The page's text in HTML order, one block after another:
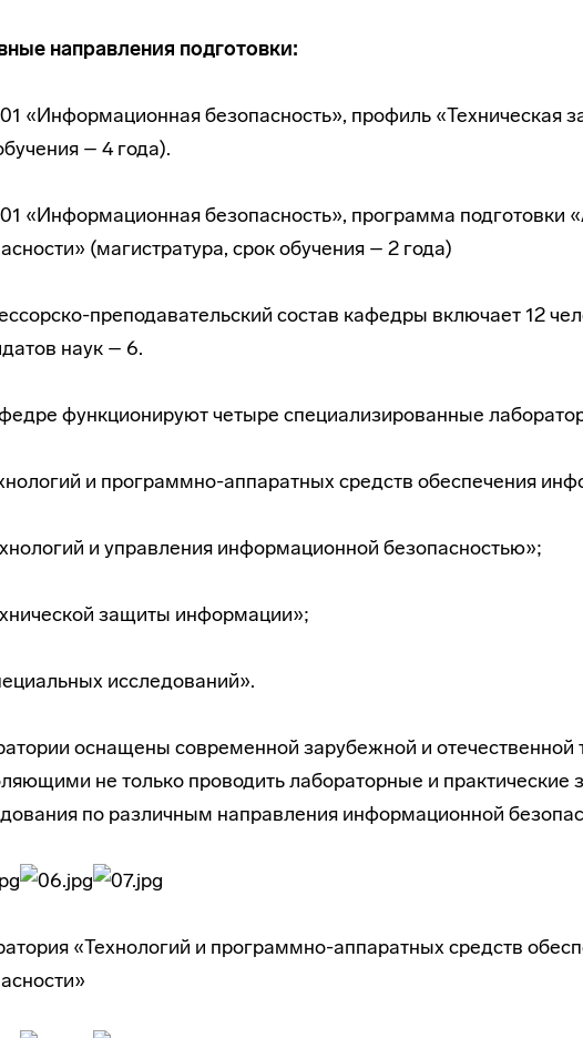
направления подготовки:
«Информационная безопасность», профиль «Техническая
– 4 года).
«Информационная безопасность», программа подготовки
(магистратура, срок обучения – 2 года)
преподавательский состав кафедры включает 12
наук – 6.
функционируют четыре специализированные
и программно-аппаратных средств обеспечения
и управления информационной безопасностью»;
защиты информации»;
исследований».
оснащены современной зарубежной и отечественной
не только проводить лабораторные и практические
по различным направления информационной
«Технологий и программно-аппаратных средств